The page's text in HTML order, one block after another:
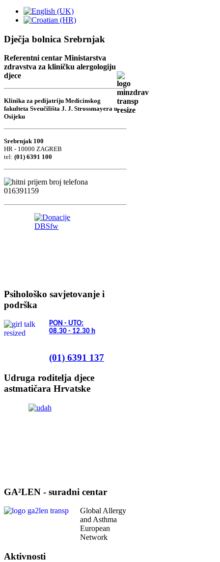
Dječja bolnica Srebrnjak
Referentni centar Ministarstva
zdravstva za kliničku alergologiju
djece
Klinika za pedijatriju Medicinskog
fakulteta Sveučilišta J. J. Strossmayera u
Osijeku
Srebrnjak 100
HR - 10000 ZAGREB
tel: (01) 6391 100
Psihološko savjetovanje i
podrška
PON - UTO:
08.30 - 12.30 h
(01) 6391 137
Udruga roditelja djece
astmatičara Hrvatske
GA²LEN - suradni centar
Global Allergy
and Asthma
European
Network
Aktivnosti